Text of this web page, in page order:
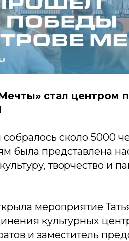
стал центром
около 5000
была представлена
творчество и
мероприятие
культурных
и заместитель